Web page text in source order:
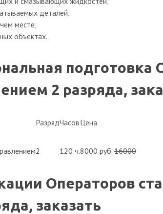
деталей;
месте;
объектах.
подготовка
2 разряда,
РазрядЧасовЦена
2 120 ч.8000 руб. 16000
Операторов
заказать